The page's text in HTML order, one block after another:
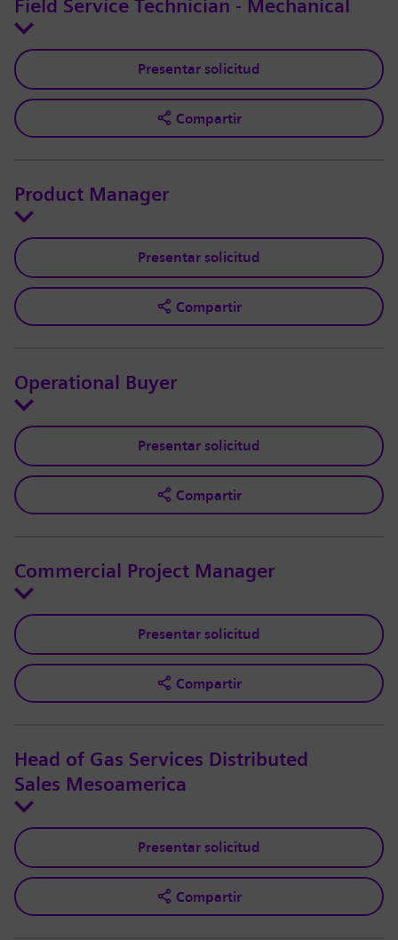
Field Service Technician - Mechanical
Presentar solicitud
Compartir
Product Manager
Presentar solicitud
Compartir
Operational Buyer
Presentar solicitud
Compartir
Commercial Project Manager
Presentar solicitud
Compartir
Head of Gas Services Distributed
Sales Mesoamerica
Presentar solicitud
Compartir